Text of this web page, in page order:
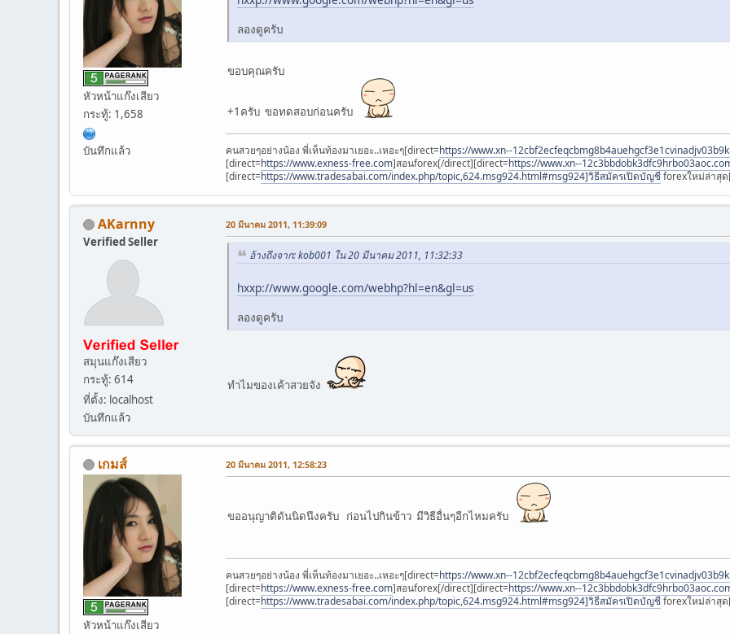
หัวหน้าแก๊งเสียว
กระทู้: 1,658
บันทึกแล้ว
ลองดูครับ
ขอบคุณครับ
+1ครับ ขอทดสอบก่อนครับ
คนสวยๆอย่างน้อง พี่เห็นท้องมาเยอะ..เหอะๆ[direct=https://www.xn--
[direct=https://www.exness-free.com]สอนforex[/direct][direct=https://www.xn--
[direct=https://www.tradesabai.com/index.php/topic,624.msg924.html#msg924]วิธีสมัครเปิดบัญชีforexใหม่ล่าสุ
AKarnny
Verified Seller
สมุนแก๊งเสียว
กระทู้: 614
ที่ตั้ง: localhost
บันทึกแล้ว
20 มีนาคม 2011, 11:39:09
อ้างถึงจาก: kob001 ใน 20 มีนาคม 2011, 11:32:33
hxxp://www.google.com/webhp?hl=en&gl=us
ลองดูครับ
ทำไมของเค้าสวยจัง
เกมส์
หัวหน้าแก๊งเสียว
20 มีนาคม 2011, 12:58:23
ขออนุญาติดันนิดนึงครับ ก่อนไปกินข้าว มีวิธีอื่นๆอีกไหมครับ
คนสวยๆอย่างน้อง พี่เห็นท้องมาเยอะ..เหอะๆ[direct=https://www.xn--
[direct=https://www.exness-free.com]สอนforex[/direct][direct=https://www.xn--
[direct=https://www.tradesabai.com/index.php/topic,624.msg924.html#msg924]วิธีสมัครเปิดบัญชีforexใหม่ล่าสุ